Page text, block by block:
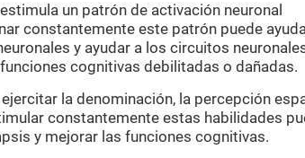
un patrón de activación neuronal
constantemente este patrón puede
y ayudar a los circuitos
cognitivas debilitadas o dañadas.
la denominación, la percepción
constantemente estas habilidades
y mejorar las funciones cognitivas.